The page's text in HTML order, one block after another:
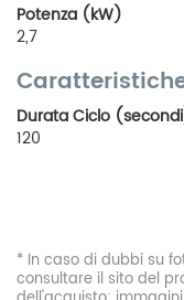
Potenza (kW)
2,7
Durata Ciclo
120
* In caso di dubbi su
consultare il sito del